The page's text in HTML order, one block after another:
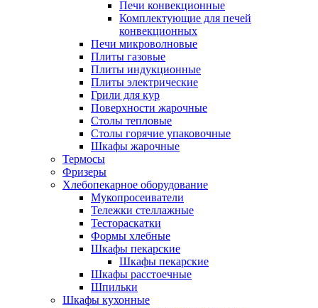
Печи конвекционные
Комплектующие для печей
конвекционных
Печи микроволновые
Плиты газовые
Плиты индукционные
Плиты электрические
Грили для кур
Поверхности жарочные
Столы тепловые
Столы горячие упаковочные
Шкафы жарочные
Термосы
Фризеры
Хлебопекарное оборудование
Мукопросеиватели
Тележки стеллажные
Тестораскатки
Формы хлебные
Шкафы пекарские
Шкафы пекарские
Шкафы расстоечные
Шпильки
Шкафы кухонные